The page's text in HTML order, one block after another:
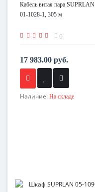
Кабель витая пара SUPRLAN
01-1028-1, 305 м
0
17 983.00 руб.
Наличие: На складе